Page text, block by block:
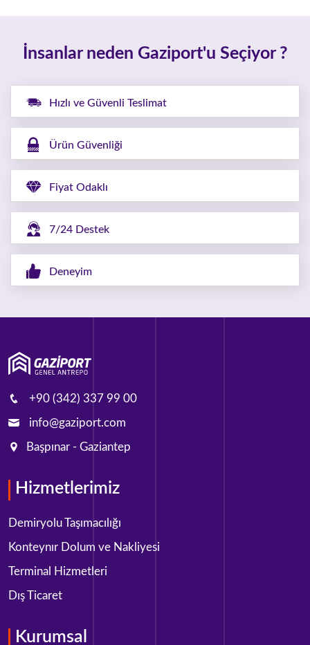
İnsanlar neden Gaziport'u Seçiyor ?
Hızlı ve Güvenli Teslimat
Ürün Güvenliği
Fiyat Odaklı
7/24 Destek
Deneyim
+90 (342) 337 99 00
info@gaziport.com
Başpınar - Gaziantep
Hizmetlerimiz
Demiryolu Taşımacılığı
Konteynır Dolum ve Nakliyesi
Terminal Hizmetleri
Dış Ticaret
Kurumsal